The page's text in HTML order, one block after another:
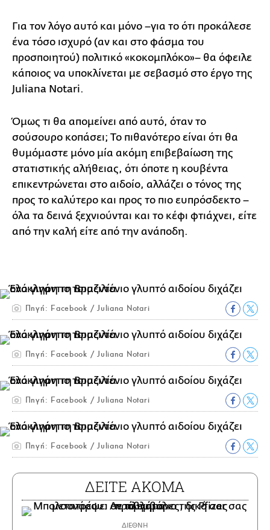
Για τον λόγο αυτό και μόνο –για το ότι προκάλεσε
ένα τόσο ισχυρό (αν και στο φάσμα του
προσποιητού) πολιτικό «κοκομπλόκο»– θα όφειλε
κάποιος να υποκλίνεται με σεβασμό στο έργο της
Juliana Notari.
Όμως τι θα απομείνει από αυτό, όταν το
σούσουρο κοπάσει; Το πιθανότερο είναι ότι θα
θυμόμαστε μόνο μία ακόμη επιβεβαίωση της
στατιστικής αλήθειας, ότι όποτε η κουβέντα
επικεντρώνεται στο αιδοίο, αλλάζει ο τόνος της
προς το καλύτερο και προς το πιο ευπρόσδεκτο –
όλα τα δεινά ξεχνιούνται και το κέφι φτιάχνει, είτε
από την καλή είτε από την ανάποδη.
Πηγή: Facebook / Juliana Notari
Πηγή: Facebook / Juliana Notari
Πηγή: Facebook / Juliana Notari
Πηγή: Facebook / Juliana Notari
ΔΕΙΤΕ ΑΚΟΜΑ
ΔΙΕΘΝΗ